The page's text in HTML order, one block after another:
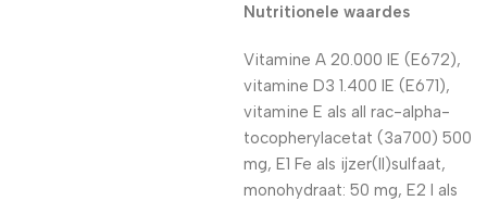
Nutritionele waardes
Vitamine A 20.000 IE (E672),
vitamine D3 1.400 IE (E671),
vitamine E als all rac-alpha-
tocopherylacetat (3a700) 500
mg, E1 Fe als ijzer(II)sulfaat,
monohydraat: 50 mg, E2 I als